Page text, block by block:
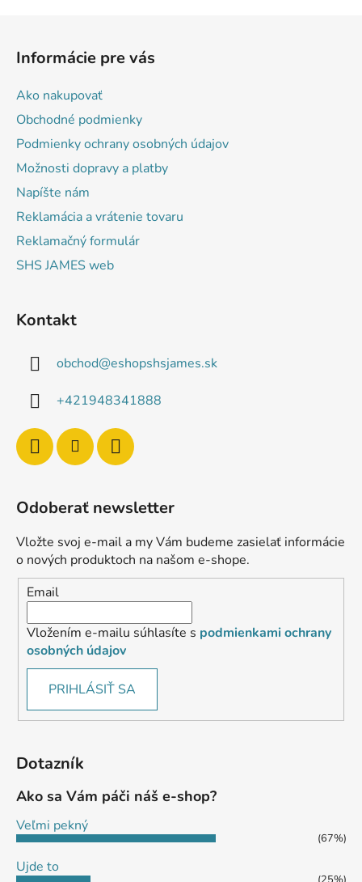
Informácie pre vás
Ako nakupovať
Obchodné podmienky
Podmienky ochrany osobných údajov
Možnosti dopravy a platby
Napíšte nám
Reklamácia a vrátenie tovaru
Reklamačný formulár
SHS JAMES web
Kontakt
obchod@eshopshsjames.sk
+421948341888
Odoberať newsletter
Vložte svoj e-mail a my Vám budeme zasielať informácie
o nových produktoch na našom e-shope.
Email
Vložením e-mailu súhlasíte s podmienkami ochrany
osobných údajov
PRIHLÁSIŤ SA
Dotazník
Ako sa Vám páči náš e-shop?
Veľmi pekný
(67%)
Ujde to